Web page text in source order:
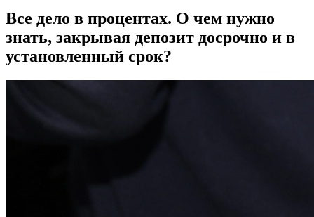
Все дело в процентах. О чем нужно
знать, закрывая депозит досрочно и в
установленный срок?